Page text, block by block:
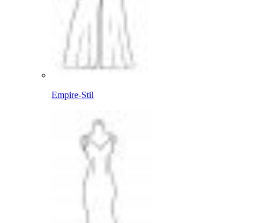
Empire-Stil